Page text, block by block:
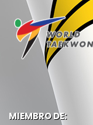
MIEMBRO DE: